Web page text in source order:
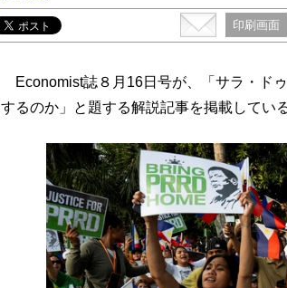
印刷画面
Economist誌８月16日号が、「サラ・ド
するのか」と題する解説記事を掲載してい